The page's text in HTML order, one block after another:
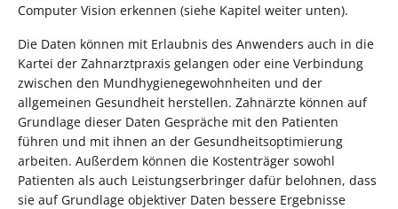
Computer Vision erkennen (siehe Kapitel weiter unten).
Die Daten können mit Erlaubnis des Anwenders auch in die
Kartei der Zahnarztpraxis gelangen oder eine Verbindung
zwischen den Mundhygienegewohnheiten und der
allgemeinen Gesundheit herstellen. Zahnärzte können auf
Grundlage dieser Daten Gespräche mit den Patienten
führen und mit ihnen an der Gesundheitsoptimierung
arbeiten. Außerdem können die Kostenträger sowohl
Patienten als auch Leistungserbringer dafür belohnen, dass
sie auf Grundlage objektiver Daten bessere Ergebnisse